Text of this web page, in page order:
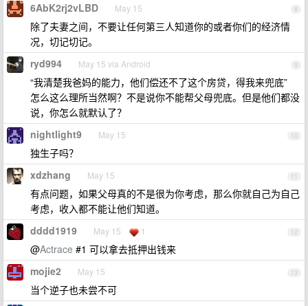
8
6AbK2rj2vLBD May 15
除了夫妻之间，不要让任何第三人知道你的或者你们的经济情
况，切记切记。
9
ryd994 May 15 via Android
“我清楚我爸妈的能力，他们偿还不了这个房贷，得我来兜底”
怎么这么理所当然啊？不是说你不能帮父母兜底。但是他们都没
说，你怎么就默认了？
10
nightlight9 May 15
独生子吗？
11
xdzhang May 15
有点问题，如果父母真的不是很为你考虑，那么你就自己为自己
考虑，收入都不能让他们知道。
12
dddd1919 May 15 1
@Actrace #1 可以拿去抵押出钱来
13
mojie2 May 15
当个逆子也未尝不可